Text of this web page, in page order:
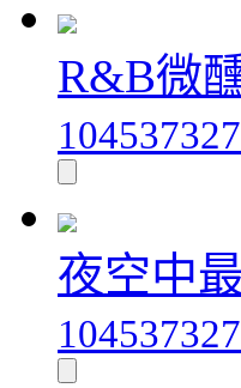
R&B微
夜空中